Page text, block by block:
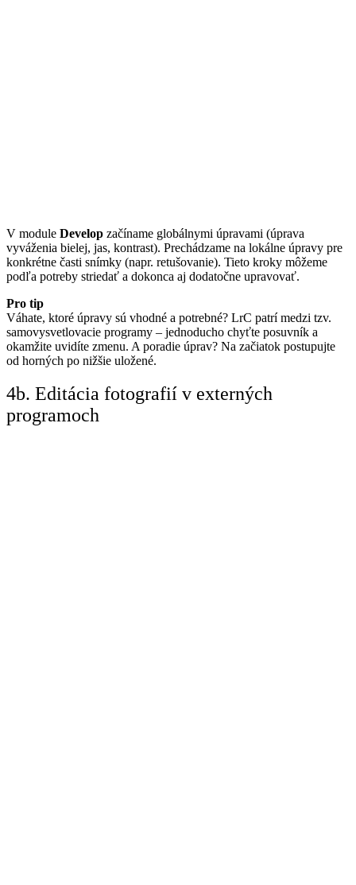
V module Develop začíname globálnymi úpravami (úprava
vyváženia bielej, jas, kontrast). Prechádzame na lokálne úpravy pre
konkrétne časti snímky (napr. retušovanie). Tieto kroky môžeme
podľa potreby striedať a dokonca aj dodatočne upravovať.
Pro tip
Váhate, ktoré úpravy sú vhodné a potrebné? LrC patrí medzi tzv.
samovysvetlovacie programy – jednoducho chyťte posuvník a
okamžite uvidíte zmenu. A poradie úprav? Na začiatok postupujte
od horných po nižšie uložené.
4b. Editácia fotografií v externých
programoch